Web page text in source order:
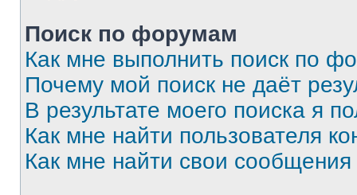
Поиск по форумам
Как мне выполнить поиск по
Почему мой поиск не даёт
В результате моего поиска я
Как мне найти пользователя
Как мне найти свои